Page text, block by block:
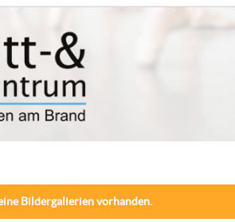
Bildergalierien vorhanden.